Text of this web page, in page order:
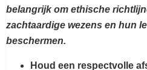
belangrijk om ethische
zachtaardige wezens en hun
beschermen.
Houd een respectvolle